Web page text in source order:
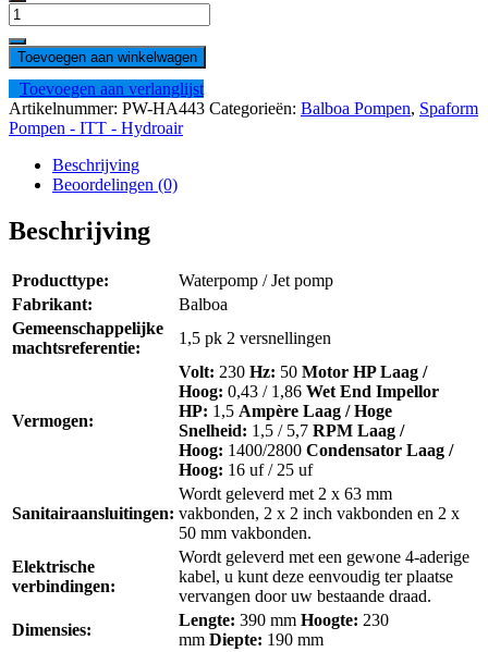
HA440NG
2
Speed
1.5
HP
aantal
Toevoegen aan winkelwagen
Toevoegen aan verlanglijst
Artikelnummer: PW-HA443 Categorieën: Balboa Pompen, Spaform
Pompen - ITT - Hydroair
Beschrijving
Beoordelingen (0)
Beschrijving
Producttype:
Waterpomp / Jet pomp
Fabrikant:
Balboa
Gemeenschappelijke
machtsreferentie:
1,5 pk 2 versnellingen
Vermogen:
Volt: 230 Hz: 50 Motor HP Laag /
Hoog: 0,43 / 1,86 Wet End Impellor
HP: 1,5 Ampère Laag / Hoge
Snelheid: 1,5 / 5,7 RPM Laag /
Hoog: 1400/2800 Condensator Laag /
Hoog: 16 uf / 25 uf
Sanitairaansluitingen:
Wordt geleverd met 2 x 63 mm
vakbonden, 2 x 2 inch vakbonden en 2 x
50 mm vakbonden.
Elektrische
verbindingen:
Wordt geleverd met een gewone 4-aderige
kabel, u kunt deze eenvoudig ter plaatse
vervangen door uw bestaande draad.
Dimensies:
Lengte: 390 mm Hoogte: 230
mm Diepte: 190 mm